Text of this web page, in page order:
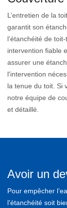
L’entretien de la
garantit son
l’étanchéité de
intervention fiable
assurer une
l'intervention
la tenue du toit. Si
notre équipe de
et détaillé.
Avoir un
Pour empêcher
l’étanchéité soit